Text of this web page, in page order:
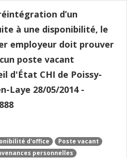
d’un
à une disponibilité, le
employeur doit prouver
poste vacant
d'État CHI de Poissy-
Laye 28/05/2014 -
d'office
Poste vacant
personnelles